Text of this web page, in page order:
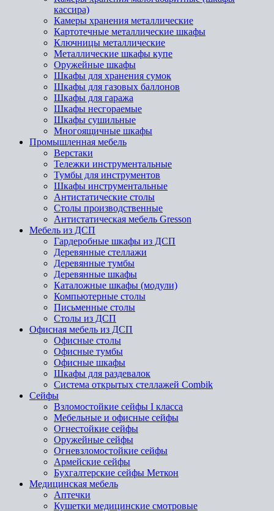
кассира)
Камеры хранения металлические
Картотечные металлические шкафы
Ключницы металлические
Металлические шкафы купе
Оружейные шкафы
Шкафы для хранения сумок
Шкафы для газовых баллонов
Шкафы для гаража
Шкафы несгораемые
Шкафы сушильные
Многоящичные шкафы
Промышленная мебель
Верстаки
Тележки инструментальные
Тумбы для инструментов
Шкафы инструментальные
Антистатические столы
Столы производственные
Антистатическая мебель Gresson
Мебель из ДСП
Гардеробные шкафы из ДСП
Деревянные стеллажи
Деревянные тумбы
Деревянные шкафы
Каталожные шкафы (модули)
Компьютерные столы
Письменные столы
Столы из ДСП
Офисная мебель из ДСП
Офисные столы
Офисные тумбы
Офисные шкафы
Шкафы для раздевалок
Система открытых стеллажей Combik
Сейфы
Взломостойкие сейфы I класса
Мебельные и офисные сейфы
Огнестойкие сейфы
Оружейные сейфы
Огневзломостойкие сейфы
Армейские сейфы
Бухгалтерские сейфы Меткон
Медицинская мебель
Аптечки
Кушетки медицинские смотровые